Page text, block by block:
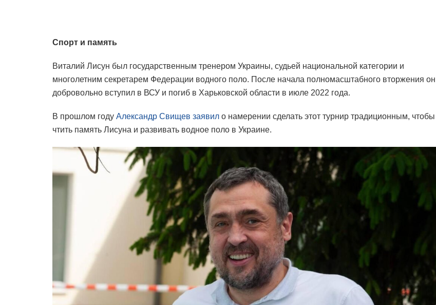
Спорт и память
Виталий Лисун был государственным тренером Украины, судьей национальной категории и
многолетним секретарем Федерации водного поло. После начала полномасштабного вторжения он
добровольно вступил в ВСУ и погиб в Харьковской области в июле 2022 года.
В прошлом году Александр Свищев заявил о намерении сделать этот турнир традиционным, чтобы
чтить память Лисуна и развивать водное поло в Украине.